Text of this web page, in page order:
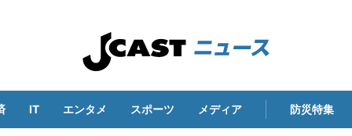
IT エンタメ スポーツ メディア 防災特集